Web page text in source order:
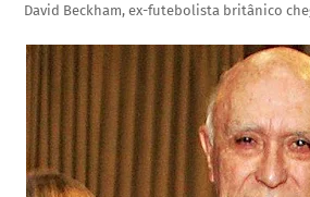
David Beckham, ex-futebolista britânico